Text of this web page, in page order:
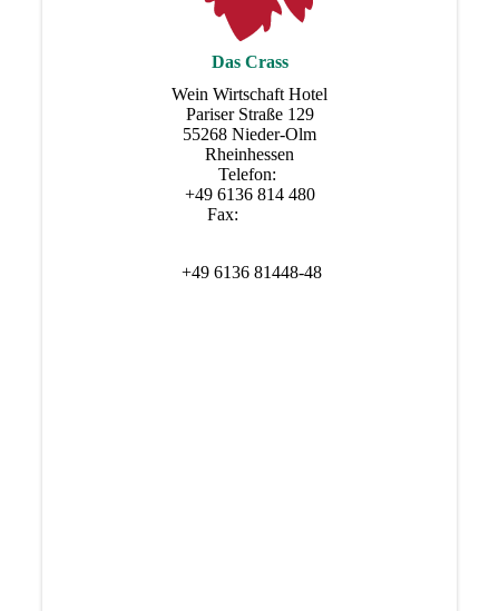
Das Crass
Wein Wirtschaft Hotel
Pariser Straße 129
55268 Nieder-Olm
Rheinhessen
Telefon:
+49 6136 814 480
Fax:
+49 6136 81448-48